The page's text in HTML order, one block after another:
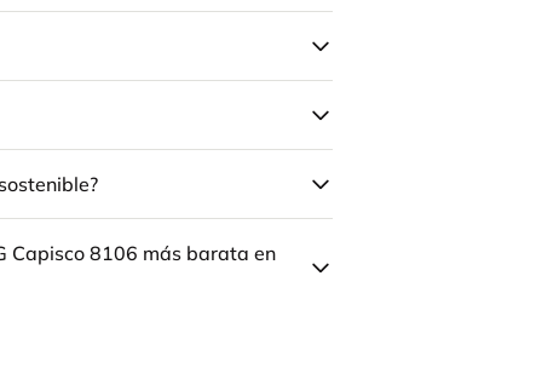
Capisco 8106 más barata en